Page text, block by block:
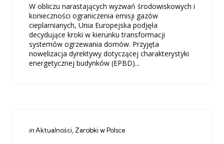
W obliczu narastających wyzwań środowiskowych i
konieczności ograniczenia emisji gazów
cieplarnianych, Unia Europejska podjęła
decydujące kroki w kierunku transformacji
systemów ogrzewania domów. Przyjęta
nowelizacja dyrektywy dotyczącej charakterystyki
energetycznej budynków (EPBD)...
Categories
Posted
inAktualności Zarobki w Polsce